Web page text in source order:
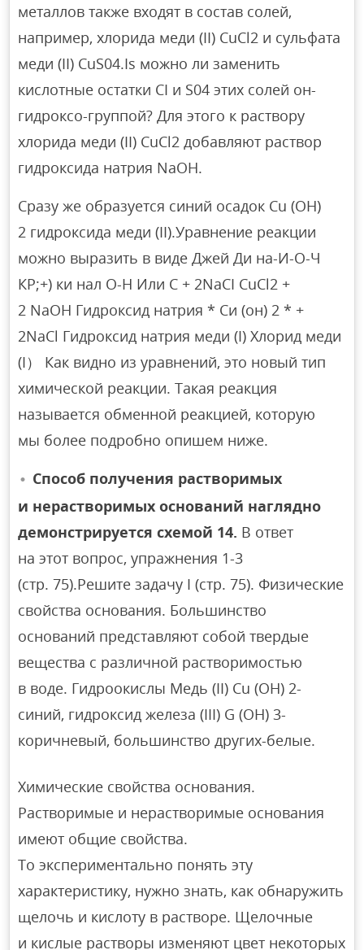
металлов также входят в состав солей,
например, хлорида меди (II) CuCl2 и сульфата
меди (II) CuS04.Is можно ли заменить
кислотные остатки CI и S04 этих солей он-
гидроксо-группой? Для этого к раствору
хлорида меди (II) CuCl2 добавляют раствор
гидроксида натрия NaOH.
Сразу же образуется синий осадок Cu (OH)
2 гидроксида меди (II).Уравнение реакции
можно выразить в виде Джей Ди на-И-О-Ч
КР;+) ки нал O-H Или C + 2NaCI CuCl2 +
2 NaOH Гидроксид натрия * Си (он) 2 * +
2NaCl Гидроксид натрия меди (I) Хлорид меди
(I） Как видно из уравнений, это новый тип
химической реакции. Такая реакция
называется обменной реакцией, которую
мы более подробно опишем ниже.
Способ получения растворимых
и нерастворимых оснований наглядно
демонстрируется схемой 14. В ответ
на этот вопрос, упражнения 1-3
(стр. 75).Решите задачу I (стр. 75). Физические
свойства основания. Большинство
оснований представляют собой твердые
вещества с различной растворимостью
в воде. Гидроокислы Медь (II) Cu (OH) 2-
синий, гидроксид железа (III) G (OH) 3-
коричневый, большинство других-белые.
Химические свойства основания.
Растворимые и нерастворимые основания
имеют общие свойства.
To экспериментально понять эту
характеристику, нужно знать, как обнаружить
щелочь и кислоту в растворе. Щелочные
и кислые растворы изменяют цвет некоторых